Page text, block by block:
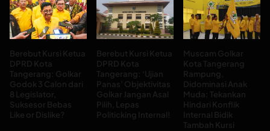
Berebut Kursi Ketua
DPRD Kota
Tangerang: Golkar
Godok 3 Calon dari
8 Legislator,
Suksesor Bebas
Like or Dislike?
Berebut Kursi Ketua
DPRD Kota
Tangerang: ‘Ujian
Panas’ Objektivitas
Golkar Jangan Asal
Pilih, Lepas
Politicking Internal!
Muscam Golkar
Kota Tangerang
Rampung,
Didominasi Anak
Muda: Tekankan
Hindari Konflik
Internal Bidik
Tambah Kursi